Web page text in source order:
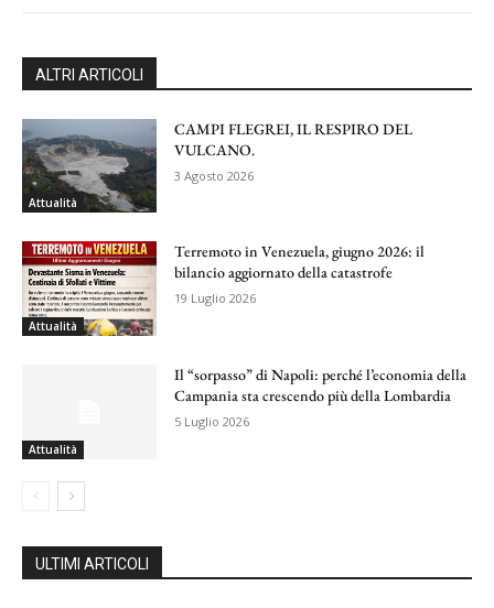
ALTRI ARTICOLI
Attualità
CAMPI FLEGREI, IL RESPIRO DEL
VULCANO.
3 Agosto 2026
Attualità
Terremoto in Venezuela, giugno 2026: il
bilancio aggiornato della catastrofe
19 Luglio 2026
Attualità
Il “sorpasso” di Napoli: perché l’economia della
Campania sta crescendo più della Lombardia
5 Luglio 2026
ULTIMI ARTICOLI